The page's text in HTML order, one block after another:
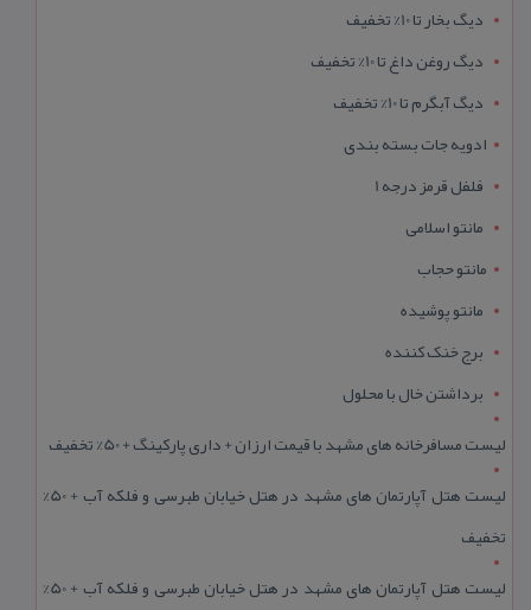
دیگ بخار تا 10% تخفیف
دیگ روغن داغ تا 10% تخفیف
دیگ آبگرم تا 10% تخفیف
ادویه جات بسته بندی
فلفل قرمز درجه 1
مانتو اسلامی
مانتو حجاب
مانتو پوشیده
برج خنک کننده
برداشتن خال با محلول
لیست مسافرخانه های مشهد با قیمت ارزان + داری پارکینگ + 50% تخفیف
لیست هتل آپارتمان های مشهد در هتل خیابان طبرسی و فلکه آب + 50%
تخفیف
لیست هتل آپارتمان های مشهد در هتل خیابان طبرسی و فلکه آب + 50%